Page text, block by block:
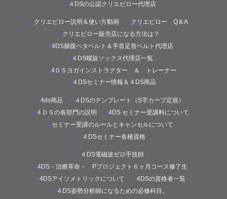
４DSの公認クリエピロー代理店
クリエピロー説明＆使い方動画
クリエピロー Q＆A
クリエピロー販売店になる方法は？
4DS腸腹ペタベルト＆手首足首ベルト代理店
４DS螺旋ソックス代理店一覧
4ＤＳヨガインストラクター ＆ トレーナー
４DSセミナー情報＆４DS商品
4ds商品
４DSのテンプレート（S字カーブ定規）
４ＤＳの各部門の説明
4DS セミナー受講料について
セミナー受講のルールとキャンセルについて
４DSセミナー各種資格
４DS電磁波ゼロ手技師
4DS－治療革命－ Pプロジェクト６ヶ月コース修了生
4DSアイソメトリックについて
4DSの資格者一覧
４DS姿勢分析師になるための必修科目。